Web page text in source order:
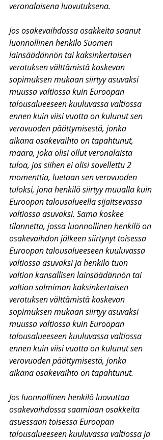
veronalaisena luovutuksena.
Jos osakevaihdossa osakkeita saanut
luonnollinen henkilö Suomen
lainsäädännön tai kaksinkertaisen
verotuksen välttämistä koskevan
sopimuksen mukaan siirtyy asuvaksi
muussa valtiossa kuin Euroopan
talousalueeseen kuuluvassa valtiossa
ennen kuin viisi vuotta on kulunut sen
verovuoden päättymisestä, jonka
aikana osakevaihto on tapahtunut,
määrä, joka olisi ollut veronalaista
tuloa, jos siihen ei olisi sovellettu 2
momenttia, luetaan sen verovuoden
tuloksi, jona henkilö siirtyy muualla kuin
Euroopan talousalueella sijaitsevassa
valtiossa asuvaksi. Sama koskee
tilannetta, jossa luonnollinen henkilö on
osakevaihdon jälkeen siirtynyt toisessa
Euroopan talousalueeseen kuuluvassa
valtiossa asuvaksi ja henkilö tuon
valtion kansallisen lainsäädännön tai
valtion solmiman kaksinkertaisen
verotuksen välttämistä koskevan
sopimuksen mukaan siirtyy asuvaksi
muussa valtiossa kuin Euroopan
talousalueeseen kuuluvassa valtiossa
ennen kuin viisi vuotta on kulunut sen
verovuoden päättymisestä, jonka
aikana osakevaihto on tapahtunut.
Jos luonnollinen henkilö luovuttaa
osakevaihdossa saamiaan osakkeita
asuessaan toisessa Euroopan
talousalueeseen kuuluvassa valtiossa ja